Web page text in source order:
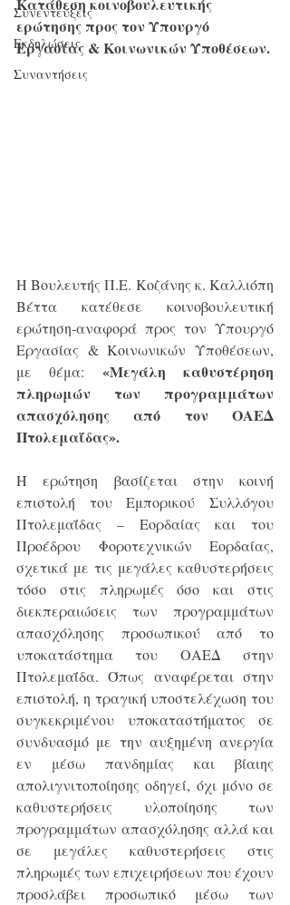
Συνεντεύξεις
Εκδηλώσεις
Συναντήσεις
ερώτησης προς τον Υπουργό
Εργασίας & Κοινωνικών Υποθέσεων.
Η Βουλευτής Π.Ε. Κοζάνης κ. Καλλιόπη
Βέττα κατέθεσε κοινοβουλευτική
ερώτηση-αναφορά προς τον Υπουργό
Εργασίας & Κοινωνικών Υποθέσεων,
με θέμα: «Μεγάλη καθυστέρηση
πληρωμών των προγραμμάτων
απασχόλησης από τον ΟΑΕΔ
Πτολεμαΐδας».
Η ερώτηση βασίζεται στην κοινή
επιστολή του Εμπορικού Συλλόγου
Πτολεμαΐδας – Εορδαίας και του
Προέδρου Φοροτεχνικών Εορδαίας,
σχετικά με τις μεγάλες καθυστερήσεις
τόσο στις πληρωμές όσο και στις
διεκπεραιώσεις των προγραμμάτων
απασχόλησης προσωπικού από το
υποκατάστημα του ΟΑΕΔ στην
Πτολεμαΐδα. Όπως αναφέρεται στην
επιστολή, η τραγική υποστελέχωση του
συγκεκριμένου υποκαταστήματος σε
συνδυασμό με την αυξημένη ανεργία
εν μέσω πανδημίας και βίαιης
απολιγνιτοποίησης οδηγεί, όχι μόνο σε
καθυστερήσεις υλοποίησης των
προγραμμάτων απασχόλησης αλλά και
σε μεγάλες καθυστερήσεις στις
πληρωμές των επιχειρήσεων που έχουν
προσλάβει προσωπικό μέσω των